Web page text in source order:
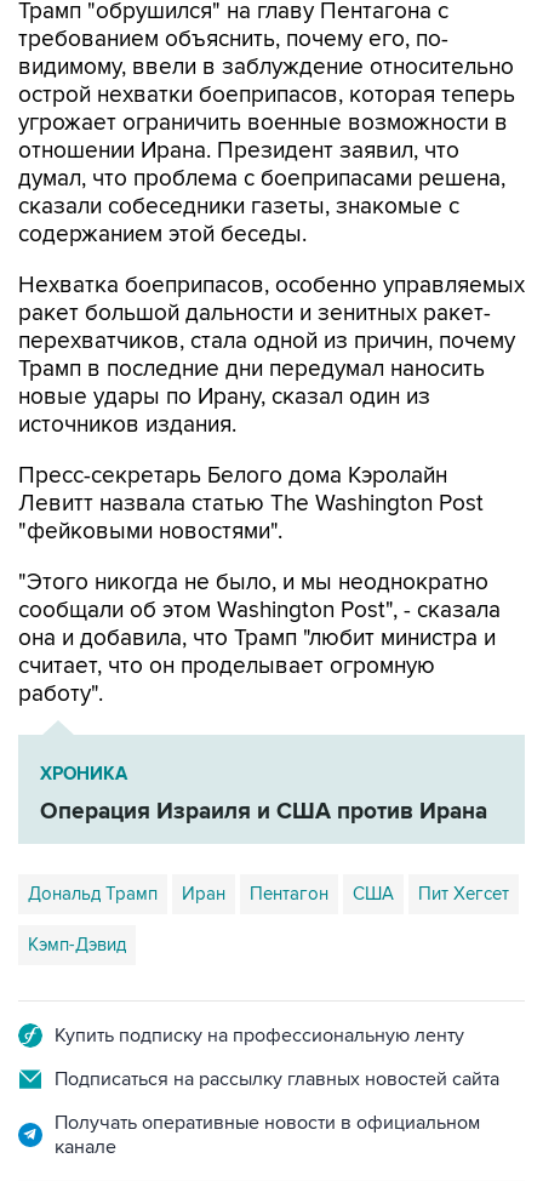
Трамп "обрушился" на главу Пентагона с
требованием объяснить, почему его, по-
видимому, ввели в заблуждение относительно
острой нехватки боеприпасов, которая теперь
угрожает ограничить военные возможности в
отношении Ирана. Президент заявил, что
думал, что проблема с боеприпасами решена,
сказали собеседники газеты, знакомые с
содержанием этой беседы.
Нехватка боеприпасов, особенно управляемых
ракет большой дальности и зенитных ракет-
перехватчиков, стала одной из причин, почему
Трамп в последние дни передумал наносить
новые удары по Ирану, сказал один из
источников издания.
Пресс-секретарь Белого дома Кэролайн
Левитт назвала статью The Washington Post
"фейковыми новостями".
"Этого никогда не было, и мы неоднократно
сообщали об этом Washington Post", - сказала
она и добавила, что Трамп "любит министра и
считает, что он проделывает огромную
работу".
ХРОНИКА
Операция Израиля и США против Ирана
Дональд Трамп Иран Пентагон США Пит Хегсет
Кэмп-Дэвид
Купить подписку на профессиональную ленту
Подписаться на рассылку главных новостей сайта
Получать оперативные новости в официальном
канале